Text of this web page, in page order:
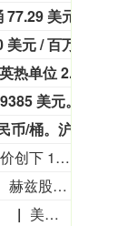
创业板指
赫兹股价创下 11 月初以来最大涨幅。
赫兹股价财报后继续走高，最大涨幅达 26%。
美国汽车零部件公司与 PNC 银行续签信贷额度。